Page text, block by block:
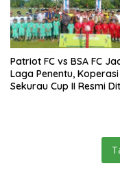
Patriot FC vs BSA FC
Laga Penentu, Koperasi
Sekurau Cup II Resmi